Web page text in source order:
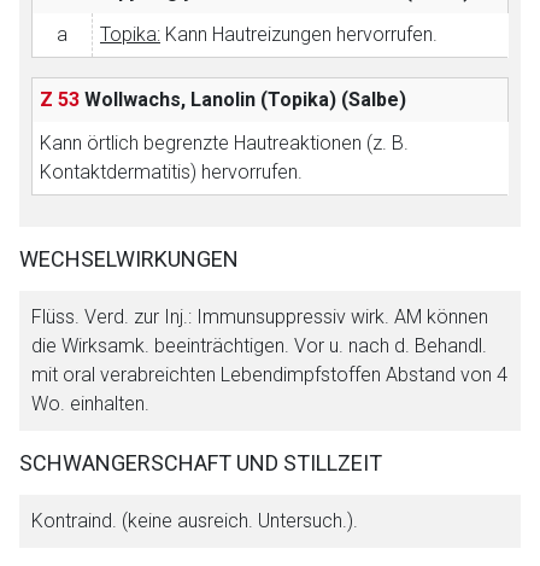
a
Topika: Kann Hautreizungen hervorrufen.
Z 53 Wollwachs, Lanolin (Topika) (Salbe)
Kann örtlich begrenzte Hautreaktionen (z. B.
Kontaktdermatitis) hervorrufen.
WECHSELWIRKUNGEN
Flüss. Verd. zur Inj.: Immunsuppressiv wirk. AM können
die Wirksamk. beeinträchtigen. Vor u. nach d. Behandl.
mit oral verabreichten Lebendimpfstoffen Abstand von 4
Wo. einhalten.
SCHWANGERSCHAFT UND STILLZEIT
Kontraind. (keine ausreich. Untersuch.).